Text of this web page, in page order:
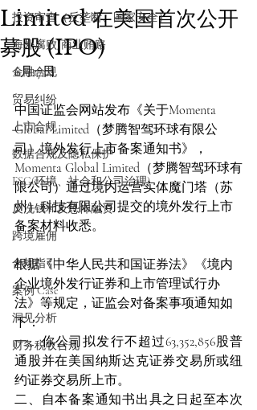
投资审查（反垄断、国家安全）
海外腐败/商业贿赂
金融合规
贸易纠纷
上市合规
数据合规及隐私保护
ESG(环境、社会和公司治理)
反洗钱和反恐怖融资
跨境雇佣
合规指引
案例 Case
洞见分析
财务税收合规
Limited 在美国首次公开
募股 (IPO)
6月17日
中国证监会网站发布《关于Momenta
Global Limited（梦腾智驾环球有限公
司）境外发行上市备案通知书》，
Momenta Global Limited（梦腾智驾环球有
限公司）通过境内运营实体魔门塔（苏
州）科技有限公司提交的境外发行上市
备案材料收悉。
根据《中华人民共和国证券法》《境内
企业境外发行证券和上市管理试行办
法》等规定，证监会对备案事项通知如
下：
一、你公司拟发行不超过63,352,856股普
通股并在美国纳斯达克证券交易所或纽
约证券交易所上市。
二、自本备案通知书出具之日起至本次